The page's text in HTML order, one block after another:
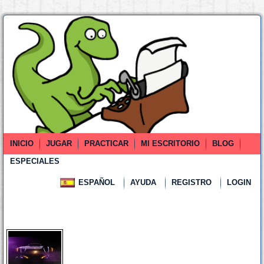
INICIO JUGAR PRACTICAR MI ESCRITORIO
BLOG
ESPECIALES
ESPAÑOL AYUDA REGISTRO LOGIN